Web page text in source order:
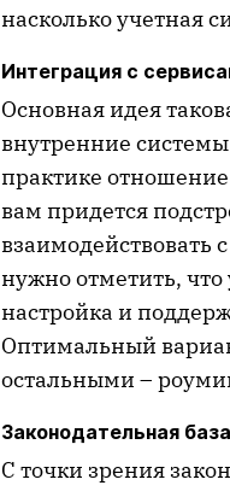
насколько учетная
Интеграция с
Основная идея
внутренние
практике
вам придется
взаимодействовать
нужно отметить, что
настройка и
Оптимальный
остальными –
Законодательная база
С точки зрения